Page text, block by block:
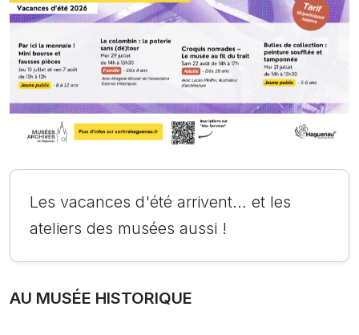
Les vacances d'été arrivent… et les
ateliers des musées aussi !
AU MUSÉE HISTORIQUE